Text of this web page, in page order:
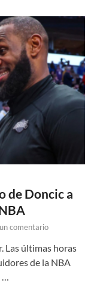
de Doncic a
comentario
Las últimas horas
de la NBA
…